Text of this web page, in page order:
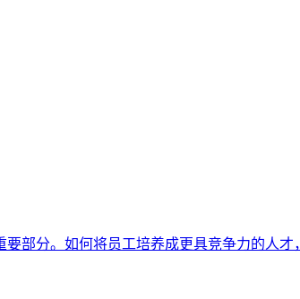
部分。如何将员工培养成更具竞争力的人